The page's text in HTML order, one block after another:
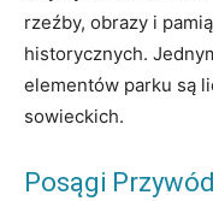
rzeźby, obrazy i
historycznych.
elementów parku są
sowieckich.
Posągi